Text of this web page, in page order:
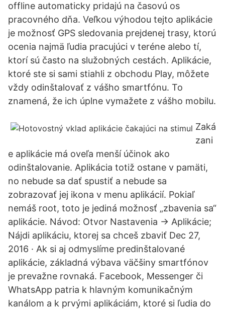
offline automaticky pridajú na časovú os
pracovného dňa. Veľkou výhodou tejto aplikácie
je možnosť GPS sledovania prejdenej trasy, ktorú
ocenia najmä ľudia pracujúci v teréne alebo tí,
ktorí sú často na služobných cestách. Aplikácie,
ktoré ste si sami stiahli z obchodu Play, môžete
vždy odinštalovať z vášho smartfónu. To
znamená, že ich úplne vymažete z vášho mobilu.
Zaká
zani
e aplikácie má oveľa menší účinok ako
odinštalovanie. Aplikácia totiž ostane v pamäti,
no nebude sa dať spustiť a nebude sa
zobrazovať jej ikona v menu aplikácií. Pokiaľ
nemáš root, toto je jediná možnosť „zbavenia sa“
aplikácie. Návod: Otvor Nastavenia -> Aplikácie;
Nájdi aplikáciu, ktorej sa chceš zbaviť Dec 27,
2016 · Ak si aj odmyslíme predinštalované
aplikácie, základná výbava väčšiny smartfónov
je prevažne rovnaká. Facebook, Messenger či
WhatsApp patria k hlavným komunikačným
kanálom a k prvými aplikáciám, ktoré si ľudia do